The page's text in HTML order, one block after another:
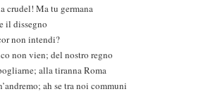
crudel! Ma tu germana
il dissegno
non intendi?
non vien; del nostro regno
alla tiranna Roma
ah se tra noi communi